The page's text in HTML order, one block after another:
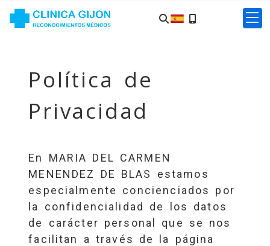
Política de
Privacidad
En MARIA DEL CARMEN
MENENDEZ DE BLAS
estamos
especialmente concienciados por
la confidencialidad de los datos
de carácter personal que se nos
facilitan a través de la página